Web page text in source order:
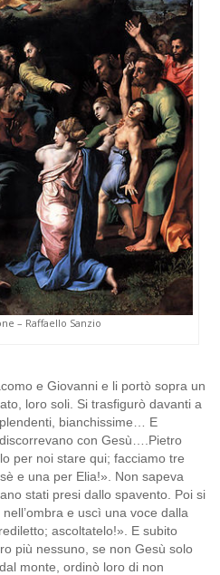
– Raffaello Sanzio
e Giovanni e li portò sopra un
loro soli. Si trasfigurò davanti a
bianchissime… E
con Gesù….Pietro
per noi stare qui; facciamo tre
e una per Elia!». Non sapeva
stati presi dallo spavento. Poi si
e uscì una voce dalla
ascoltatelo!». E subito
più nessuno, se non Gesù solo
monte, ordinò loro di non